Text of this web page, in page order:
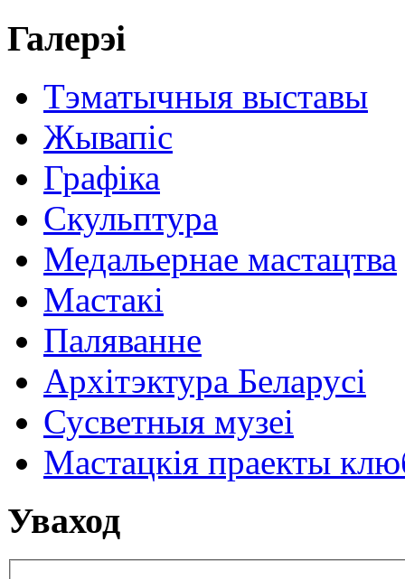
Галерэі
Тэматычныя выставы
Жывапіс
Графіка
Скульптура
Медальернае мастацтва
Мастакі
Паляванне
Архітэктура Беларусі
Сусветныя музеі
Мастацкія праекты
Уваход